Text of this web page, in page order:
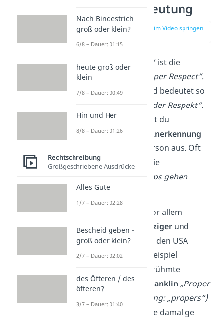
„Props“ Bedeutung
zur Stelle im Video springen
Der Begriff “ ist die
Kurzform von
„Proper Respect“.
Das ist Englisch und bedeutet so
„gebührender Respekt“.
Mit„Props“
drückst du
alsoRespekt
Anerkennung
für eine andere Person aus. Oft
benutzt du dafür die
„Props gehen
raus“.
ist vor allem
zwischen den
sechziger und
achtziger Jahren
in den USA
entstanden. Zum Beispiel
die berühmte
SängerinAretha Franklin „Proper
Respect“ (Abkürzung: „propers“)
in ihren Liedern. Die damalige
Nach Bindestrich
groß oder klein?
6/8 – Dauer: 01:15
heute groß oder
klein
7/8 – Dauer: 00:49
Hin und Her
8/8 – Dauer: 01:26
Rechtschreibung
Großgeschriebene Ausdrücke
Alles Gute
1/7 – Dauer: 02:28
Bescheid geben -
groß oder klein?
2/7 – Dauer: 02:02
des Öfteren / des
öfteren?
3/7 – Dauer: 01:40